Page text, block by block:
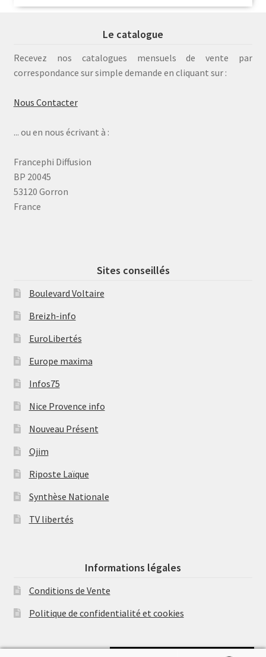
Le catalogue
Recevez nos catalogues mensuels de vente par
correspondance sur simple demande en cliquant sur :
Nous Contacter
... ou en nous écrivant à :
Francephi Diffusion
BP 20045
53120 Gorron
France
Sites conseillés
Boulevard Voltaire
Breizh-info
EuroLibertés
Europe maxima
Infos75
Nice Provence info
Nouveau Présent
Ojim
Riposte Laïque
Synthèse Nationale
TV libertés
Informations légales
Conditions de Vente
Politique de confidentialité et cookies